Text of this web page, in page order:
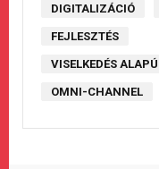
DIGITALIZÁCIÓ
FEJLESZTÉS
VISELKEDÉS
OMNI-CHANNEL